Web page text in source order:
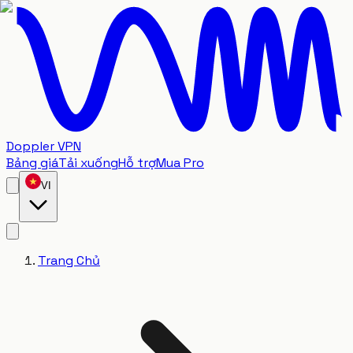
Doppler VPN
Bảng giáTải xuốngHỗ trợMua Pro
VI
Trang Chủ